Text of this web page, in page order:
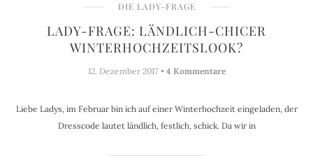
DIE LADY-FRAGE
LADY-FRAGE: LÄNDLICH-CHICER
WINTERHOCHZEITSLOOK?
12. Dezember 2017 • 4 Kommentare
Liebe Ladys, im Februar bin ich auf einer Winterhochzeit eingeladen, der
Dresscode lautet ländlich, festlich, schick. Da wir in